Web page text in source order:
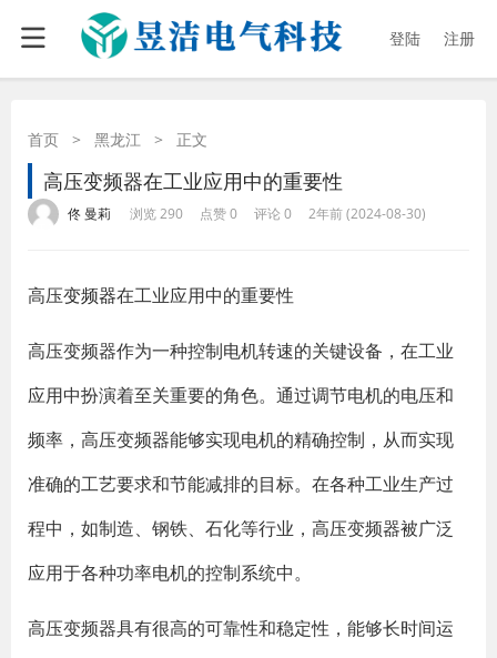
登陆 注册
首页 > 黑龙江 > 正文
高压变频器在工业应用中的重要性
佟 曼莉 浏览 290 点赞 0 评论 0 2年前 (2024-08-30)
高压变频器在工业应用中的重要性
高压变频器作为一种控制电机转速的关键设备，在工业
应用中扮演着至关重要的角色。通过调节电机的电压和
频率，高压变频器能够实现电机的精确控制，从而实现
准确的工艺要求和节能减排的目标。在各种工业生产过
程中，如制造、钢铁、石化等行业，高压变频器被广泛
应用于各种功率电机的控制系统中。
高压变频器具有很高的可靠性和稳定性，能够长时间运